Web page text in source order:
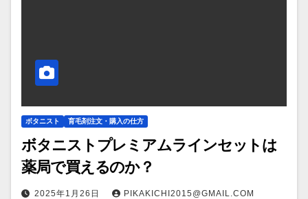
ボタニスト 育毛剤注文・購入の仕方
ボタニストプレミアムラインセットは
薬局で買えるのか？
2025年1月26日 PIKAKICHI2015@GMAIL.COM